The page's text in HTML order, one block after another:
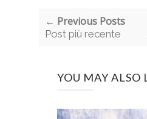
← Previous Posts
Post più recente
YOU MAY ALSO